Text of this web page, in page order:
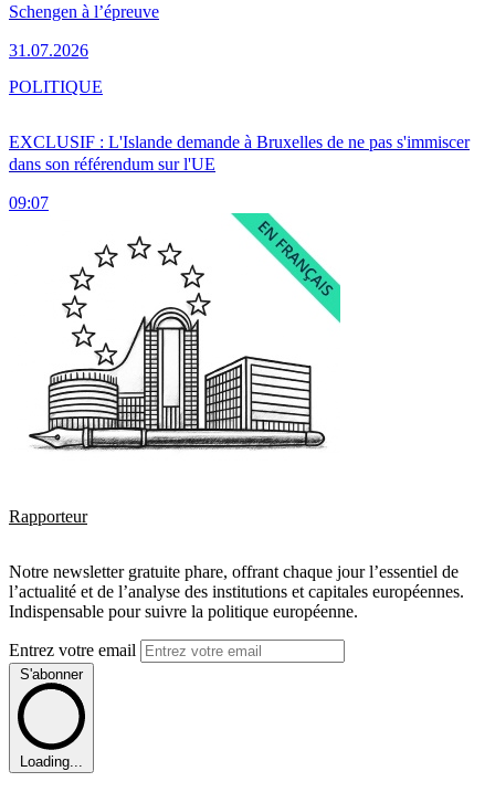
Schengen à l’épreuve
31.07.2026
EXCLUSIF : L'Islande demande à Bruxelles de ne pas s'immiscer
dans son référendum sur l'UE
09:07
POLITIQUE
Rapporteur
Notre newsletter gratuite phare, offrant chaque jour l’essentiel de
l’actualité et de l’analyse des institutions et capitales européennes.
Indispensable pour suivre la politique européenne.
Entrez votre email
S'abonner
Loading...